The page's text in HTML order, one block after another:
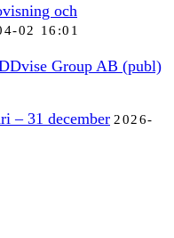
och
02 16:01
Group AB (publ)
– 31 december 2026-